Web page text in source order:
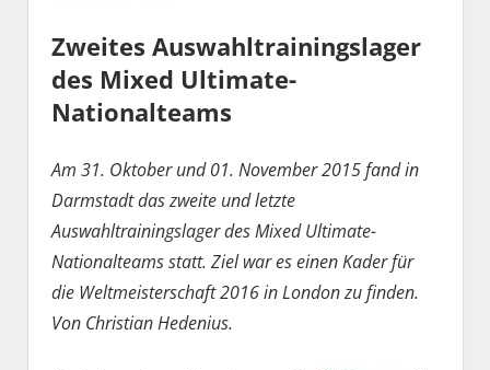
Zweites Auswahltrainingslager
des Mixed Ultimate-
Nationalteams
Am 31. Oktober und 01. November 2015 fand in
Darmstadt das zweite und letzte
Auswahltrainingslager des Mixed Ultimate-
Nationalteams statt. Ziel war es einen Kader für
die Weltmeisterschaft 2016 in London zu finden.
Von Christian Hedenius.